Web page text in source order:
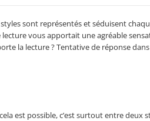
sont représentés et séduisent
vous apportait une agréable
la lecture ? Tentative de réponse
est possible, c’est surtout entre deux